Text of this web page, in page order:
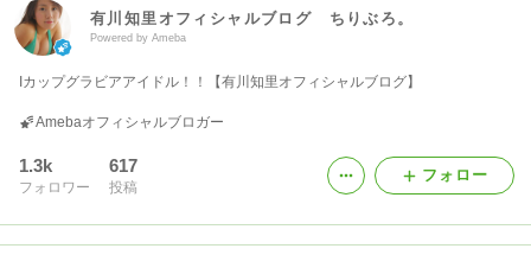
有川知里オフィシャルブログ ちりぶろ。
Powered by Ameba
Iカップグラビアアイドル！！【有川知里オフィシャルブログ】
Amebaオフィシャルブロガー
1.3k
フォロワー
617
投稿
フォロー